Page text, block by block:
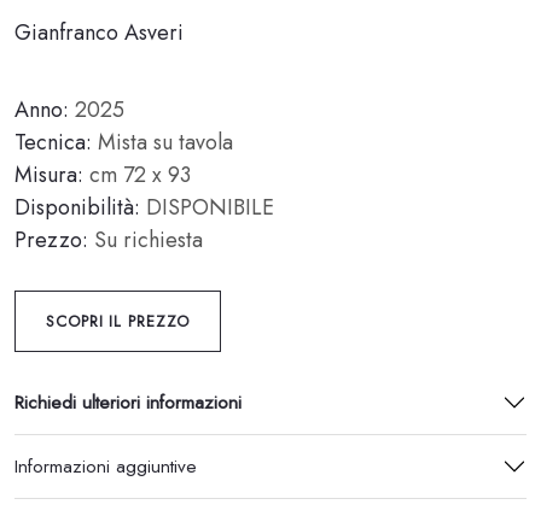
Gianfranco Asveri
Anno: 2025
Tecnica: Mista su tavola
Misura: cm 72 x 93
Disponibilità: DISPONIBILE
Prezzo: Su richiesta
SCOPRI IL PREZZO
Richiedi ulteriori informazioni
Informazioni aggiuntive